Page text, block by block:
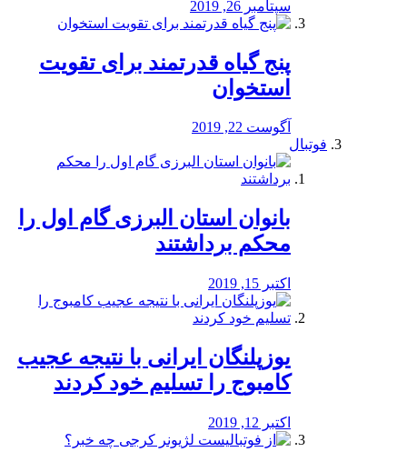
سپتامبر 26, 2019
پنج گیاه قدرتمند برای تقویت
استخوان
آگوست 22, 2019
فوتبال
بانوان استان البرزی گام اول را
محكم برداشتند
اکتبر 15, 2019
یوزپلنگان ایرانی با نتیجه عجیب
کامبوج را تسلیم خود کردند
اکتبر 12, 2019